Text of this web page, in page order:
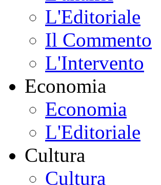
L'Editoriale
Il Commento
L'Intervento
Economia
Economia
L'Editoriale
Cultura
Cultura